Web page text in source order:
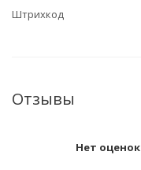
Штрихкод
Отзывы
Нет оценок